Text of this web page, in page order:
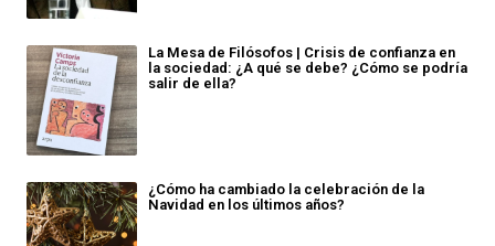
La Mesa de Filósofos | Crisis de confianza en
la sociedad: ¿A qué se debe? ¿Cómo se podría
salir de ella?
¿Cómo ha cambiado la celebración de la
Navidad en los últimos años?